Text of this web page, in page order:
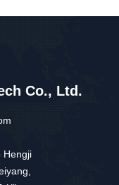
Co., Ltd.
Hengji